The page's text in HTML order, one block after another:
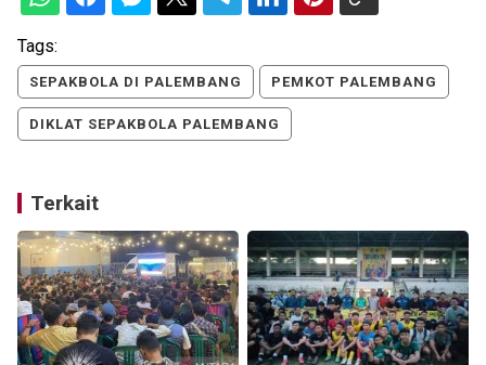
Tags:
SEPAKBOLA DI PALEMBANG PEMKOT PALEMBANG
DIKLAT SEPAKBOLA PALEMBANG
Terkait